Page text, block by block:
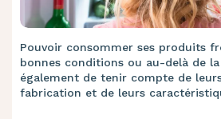
Pouvoir consommer ses produits
bonnes conditions ou au-delà de
également de tenir compte de
fabrication et de leurs